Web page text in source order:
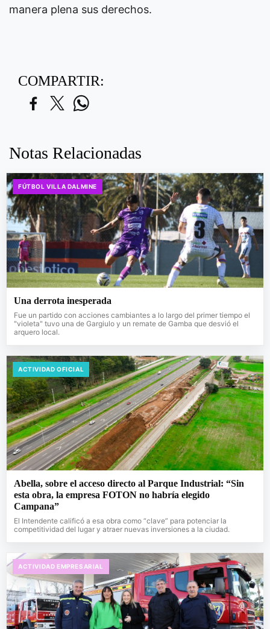
manera plena sus derechos.
COMPARTIR:
Notas Relacionadas
FÚTBOL VILLA DALMINE
Una derrota inesperada
Fue un partido con acciones cambiantes a lo largo del primer tiempo el
"violeta" tuvo una de Gargiulo y un remate de Gamba que desvió el
arquero local.
ACTIVIDAD OFICIAL
Abella, sobre el acceso directo al Parque Industrial: “Sin
esta obra, la empresa FOTON no habría elegido
Campana”
El Intendente calificó a esa obra como “clave” para potenciar la
competitividad del lugar y atraer nuevas inversiones a la ciudad.
ACTIVIDAD EMPRESARIAL